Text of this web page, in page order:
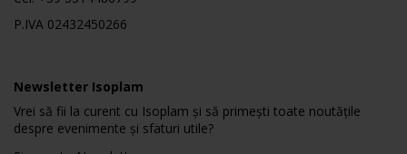
P.IVA 02432450266
Newsletter Isoplam
Vrei să fii la curent cu Isoplam și să primești toate noutățile
despre evenimente și sfaturi utile?